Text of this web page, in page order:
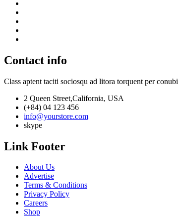
Contact info
Class aptent taciti sociosqu ad litora torquent per
2 Queen Street,California, USA
(+84) 04 123 456
info@yourstore.com
skype
Link Footer
About Us
Advertise
Terms & Conditions
Privacy Policy
Careers
Shop